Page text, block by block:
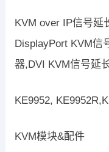
KVM over IP信号延
DisplayPort KVM信
器,DVI KVM信号延
KE9952,
KVM模块&配件